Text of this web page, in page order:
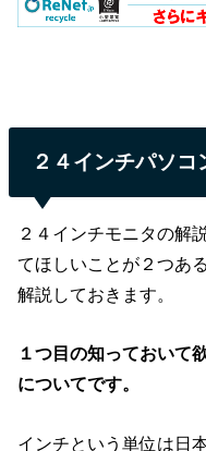
２４インチパソコ
２４インチモニタの解
てほしいことが２つあ
解説しておきます。
１つ目の知っておいて
についてです。
インチという単位は日